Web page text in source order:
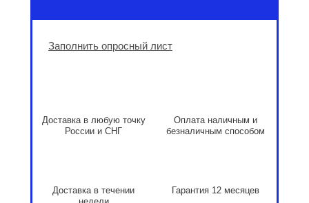
Заполнить опросный лист
Доставка в любую точку
России и СНГ
Оплата наличным и
безналичным способом
Доставка в течении
Гарантия 12 месяцев